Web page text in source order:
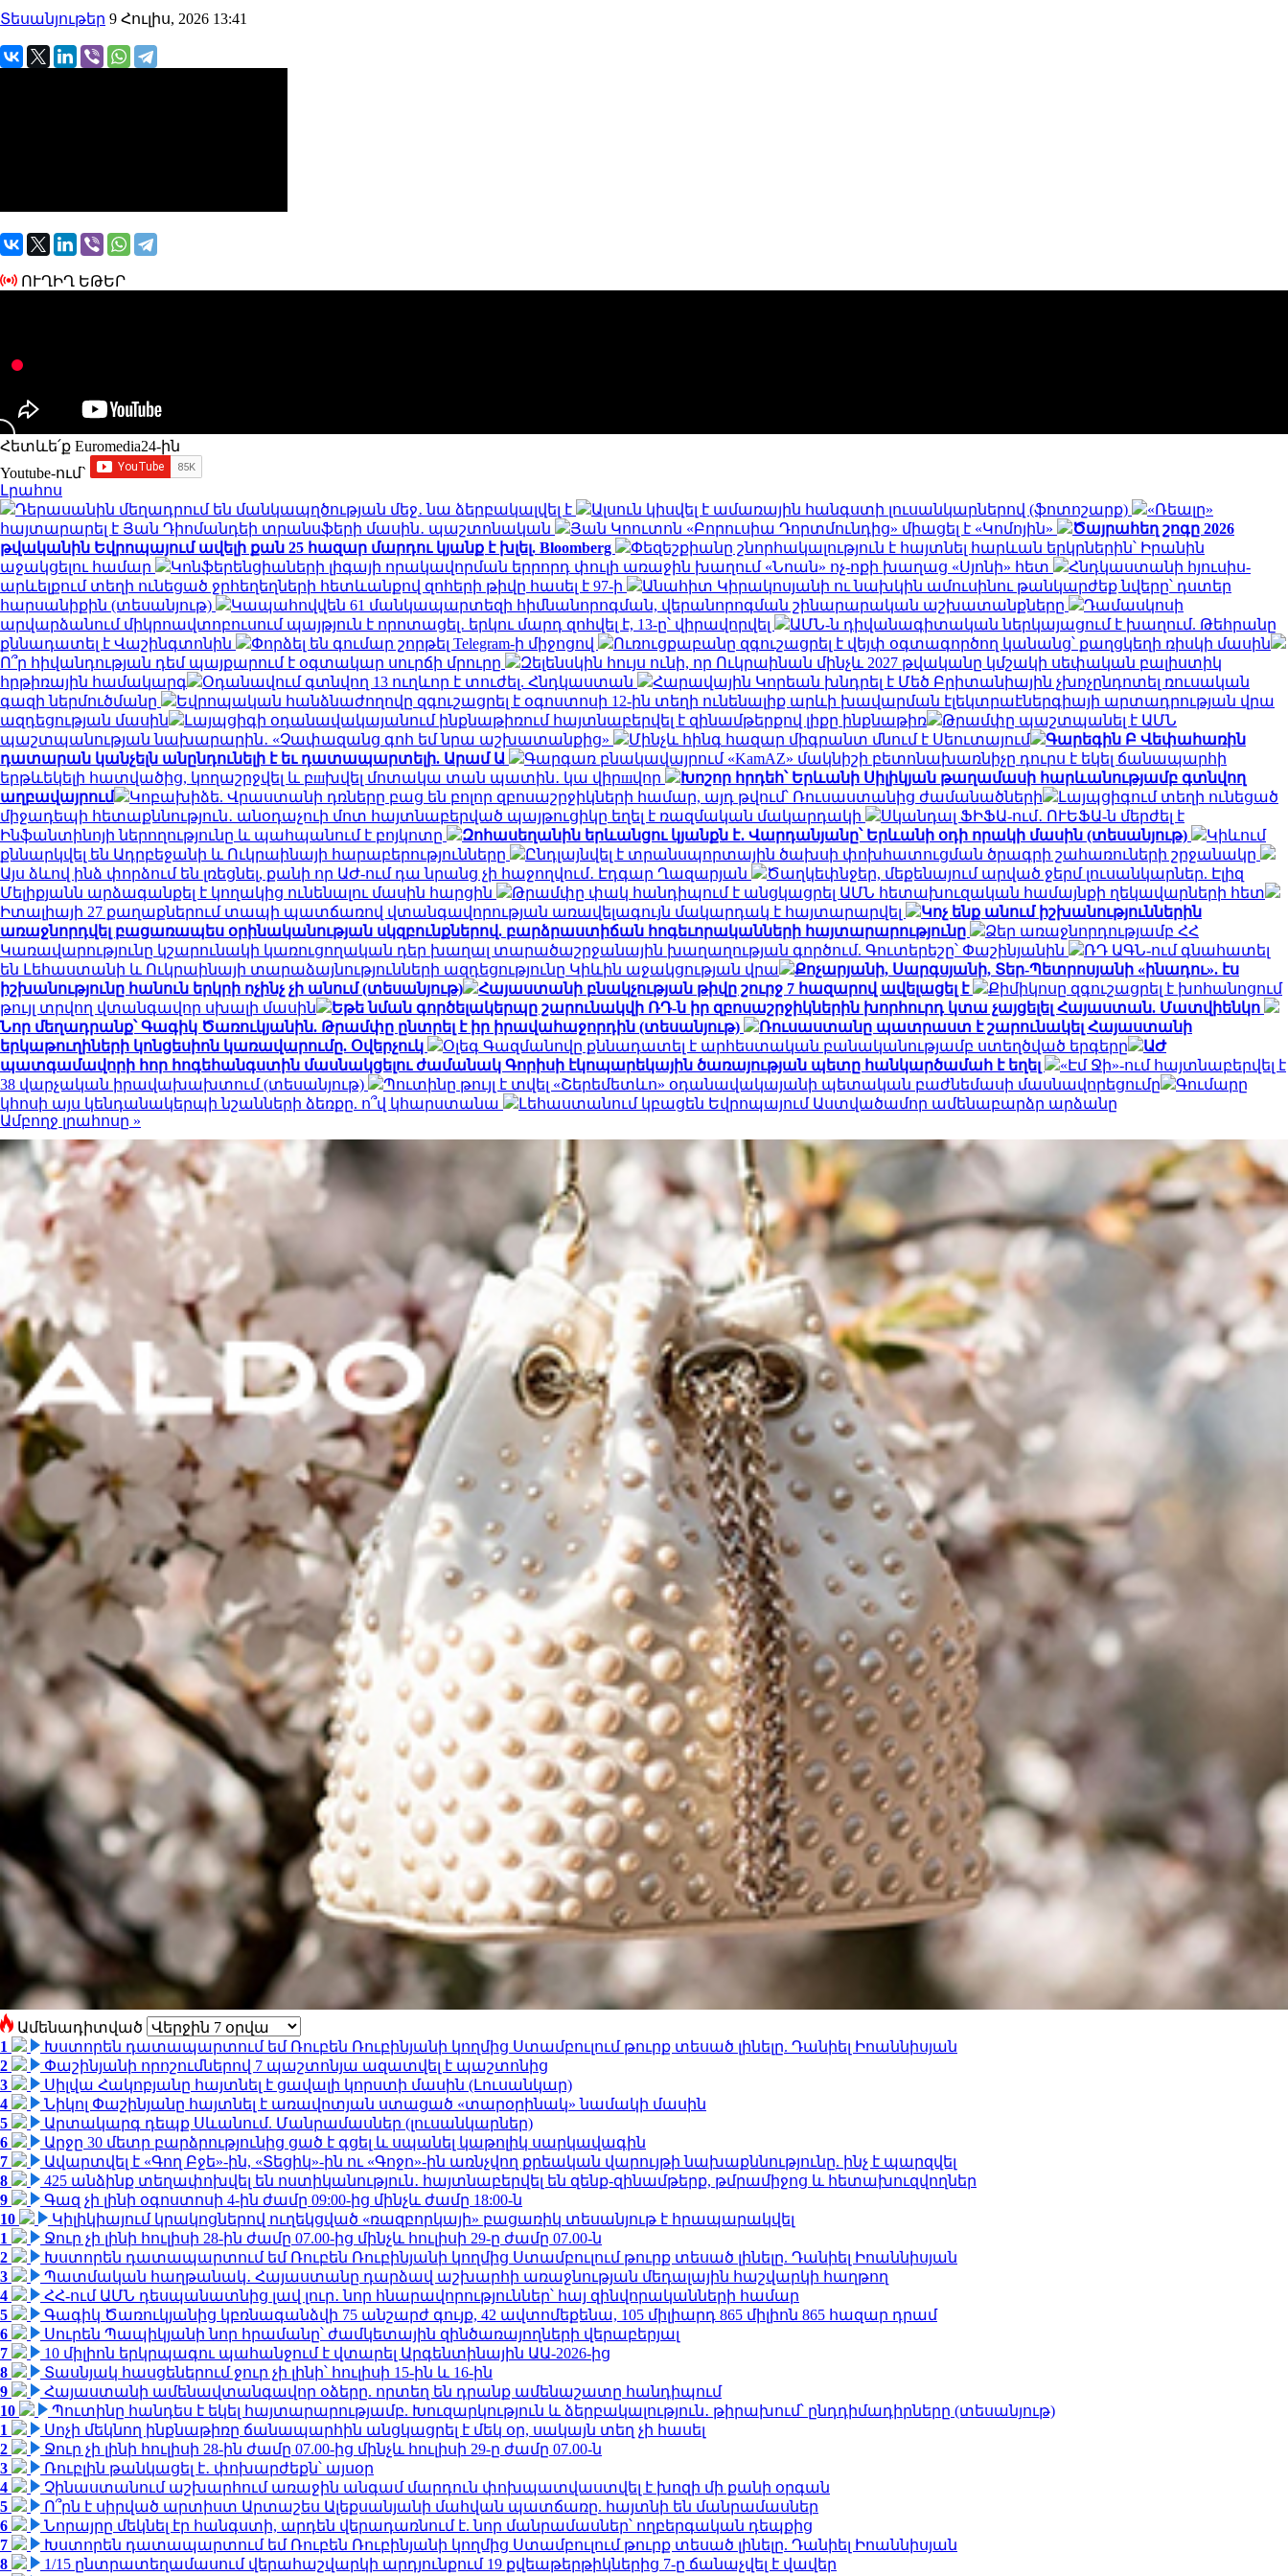
Տեսանյութեր 9 Հուլիս, 2026 13:41
ՈՒՂԻՂ ԵԹԵՐ
Հետևե՛ք Euromedia24-ին
Youtube-ում`
Լրահոս
Դերասանին մեղադրում են մանկապղծության մեջ․ նա ձերբակալվել է
Ալսուն կիսվել է ամառային հանգստի լուսանկարներով (ֆոտոշարք)
«Ռեալը»
հայտարարել է Յան Դիոմանդեի տրանսֆերի մասին․ պաշտոնական
Յան Կոուտոն «Բորուսիա Դորտմունդից» միացել է «Կոմոյին»
Ծայրահեղ շոգը 2026
թվականին Եվրոպայում ավելի քան 25 հազար մարդու կյանք է խլել. Bloomberg
Փեզեշքիանը շնորհակալություն է հայտնել հարևան երկրներին՝ Իրանին
աջակցելու համար
Կոնֆերենցիաների լիգայի որակավորման երրորդ փուլի առաջին խաղում «Նոան» ոչ-ոքի խաղաց «Սյոնի» հետ
Հնդկաստանի հյուսիս-
արևելքում տեղի ունեցած ջրհեղեղների հետևանքով զոհերի թիվը հասել է 97-ի
Անահիտ Կիրակոսյանի ու նախկին ամուսինու թանկարժեք նվերը՝ դստեր
հարսանիքին (տեսանյութ)
Կապահովվեն 61 մանկապարտեզի հիմնանորոգման, վերանորոգման շինարարական աշխատանքները
Դամասկոսի
արվարձանում միկրոավտոբուսում պայթյուն է որոտացել․ երկու մարդ զոհվել է, 13-ը՝ վիրավորվել
ԱՄՆ-ն դիվանագիտական ներկայացում է խաղում. Թեհրանը
քննադատել է Վաշինգտոնին
Փորձել են գումար շորթել Telegram-ի միջոցով
Ուռուցքաբանը զգուշացրել է վեյփ օգտագործող կանանց՝ քաղցկեղի ռիսկի մասին
Ո՞ր հիվանդության դեմ պայքարում է օգտակար սուրճի մրուրը
Զելենսկին հույս ունի, որ Ուկրաինան մինչև 2027 թվականը կմշակի սեփական բալիստիկ
հրթիռային համակարգ
Օդանավում գտնվող 13 ուղևոր է տուժել. Հնդկաստան
Հարավային Կորեան խնդրել է Մեծ Բրիտանիային չխոչընդոտել ռուսական
գազի ներմուծմանը
Եվրոպական հանձնաժողովը զգուշացրել է օգոստոսի 12-ին տեղի ունենալիք արևի խավարման էլեկտրաէներգիայի արտադրության վրա
ազդեցության մասին
Լայպցիգի օդանավակայանում ինքնաթիռում հայտնաբերվել է զինամթերքով լիքը ինքնաթիռ
Թրամփը պաշտպանել է ԱՄՆ
պաշտպանության նախարարին․ «Չափազանց գոհ եմ նրա աշխատանքից»
Մինչև հինգ հազար միգրանտ մնում է Սեուտայում
Գարեգին Բ Վեփահառին
դատարան կանչելն անընդունելի է եւ դատապարտելի. Արամ Ա
Գարգառ բնակավայրում «KamAZ» մակնիշի բետոնախառնիչը դուրս է եկել ճանապարհի
երթևեկելի հատվածից, կողաշրջվել և բшխվել մոտակա տան պատին․ կա վիրшվոր
Խոշոր հրդեհ՝ Երևանի Սիլիկյան թաղամասի հարևանությամբ գտնվող
աղբավայրում
Կոբախիձե. Վրաստանի դռները բաց են բոլոր զբոսաշրջիկների համար, այդ թվում՝ Ռուսաստանից ժամանածների
Լայպցիգում տեղի ունեցած
միջադեպի հետաքննություն․ անօդաչուի մոտ հայտնաբերված պայթուցիկը եղել է ռազմական մակարդակի
Սկանդալ ՖԻՖԱ-ում․ ՈՒԵՖԱ-ն մերժել է
Ինֆանտինոյի ներողությունը և պահպանում է բոյկոտը
Զոհասեղանին երևանցու կյանքն է․ Վարդանյանը՝ Երևանի օդի որակի մասին (տեսանյութ)
Կիևում
քննարկվել են Ադրբեջանի և Ուկրաինայի հարաբերությունները
Ընդլայնվել է տրանսպորտային ծախսի փոխհատուցման ծրագրի շահառուների շրջանակը
Այս ձևով ինձ փորձում են լռեցնել, քանի որ ԱԺ-ում դա նրանց չի հաջողվում․ Էդգար Ղազարյան
Ծաղկեփնջեր, մեքենայում արված ջերմ լուսանկարներ. Էլիզ
Մելիքյանն արձագանքել է կողակից ունենալու մասին հարցին
Թրամփը փակ հանդիպում է անցկացրել ԱՄՆ հետախուզական համայնքի ղեկավարների հետ
Իտալիայի 27 քաղաքներում տապի պատճառով վտանգավորության առավելագույն մակարդակ է հայտարարվել
Կոչ ենք անում իշխանություններին
առաջնորդվել բացառապես օրինականության սկզբունքներով. բարձրաստիճան հոգեւորականների հայտարարությունը
Ձեր առաջնորդությամբ ՀՀ
Կառավարությունը կշարունակի կառուցողական դեր խաղալ տարածաշրջանային խաղաղության գործում. Գուտերեշը՝ Փաշինյանին
ՌԴ ԱԳՆ-ում գնահատել
են Լեհաստանի և Ուկրաինայի տարաձայնությունների ազդեցությունը Կիևին աջակցության վրա
Քոչարյանի, Սարգսյանի, Տեր-Պետրոսյանի «ինադու». էս
իշխանությունը հանուն երկրի ոչինչ չի անում (տեսանյութ)
Հայաստանի բնակչության թիվը շուրջ 7 հազարով ավելացել է
Քիմիկոսը զգուշացրել է խոհանոցում
թույլ տրվող վտանգավոր սխալի մասին
Եթե նման գործելակերպը շարունակվի ՌԴ-ն իր զբոսաշրջիկներին խորհուրդ կտա չայցելել Հայաստան. Մատվիենկո
Նոր մեղադրանք՝ Գագիկ Ծառուկյանին. Թրամփը ընտրել է իր իրավահաջորդին (տեսանյութ)
Ռուսաստանը պատրաստ է շարունակել Հայաստանի
երկաթուղիների կոնցեսիոն կառավարումը. Օվերչուկ
Օլեգ Գազմանովը քննադատել է արհեստական բանականությամբ ստեղծված երգերը
ԱԺ
պատգամավորի հոր հոգեհանգստին մասնակցելու ժամանակ Գորիսի էկոպարեկային ծառայության պետը հանկարծամահ է եղել
«Էմ Ջի»-ում հայտնաբերվել է
38 վարչական իրավախախտում (տեսանյութ)
Պուտինը թույլ է տվել «Շերեմետևո» օդանավակայանի պետական բաժնեմասի մասնավորեցումը
Գումարը
կհոսի այս կենդանակերպի նշանների ձեռքը. ո՞վ կհարստանա
Լեհաստանում կբացեն Եվրոպայում Աստվածամոր ամենաբարձր արձանը
Ամբողջ լրահոսը »
Ամենադիտված
1
Խստորեն դատապարտում եմ Ռուբեն Ռուբինյանի կողմից Ստամբուլում թուրք տեսած լինելը. Դանիել Իոաննիսյան
2
Փաշինյանի որոշումներով 7 պաշտոնյա ազատվել է պաշտոնից
3
Սիլվա Հակոբյանը հայտնել է ցավալի կորստի մասին (Լուսանկար)
4
Նիկոլ Փաշինյանը հայտնել է առավոտյան ստացած «տարօրինակ» նամակի մասին
5
Արտակարգ դեպք Սևանում. Մանրամասներ (լուսանկարներ)
6
Արջը 30 մետր բարձրությունից ցած է գցել և սպանել կաթոլիկ սարկավագին
7
Ավարտվել է «Գող Բջե»-ին, «Տեցիկ»-ին ու «Գոջո»-ին առնչվող քրեական վարույթի նախաքննությունը. ինչ է պարզվել
8
425 անձինք տեղափոխվել են ոստիկանություն․ հայտնաբերվել են զենք-զինամթերք, թմրամիջոց և հետախուզվողներ
9
Գազ չի լինի օգոստոսի 4-ին ժամը 09:00-ից մինչև ժամը 18:00-ն
10
Կիլիկիայում կրակոցներով ուղեկցված «ռազբորկայի» բացառիկ տեսանյութ է հրապարակվել
1
Ջուր չի լինի հուլիսի 28-ին ժամը 07.00-ից մինչև հուլիսի 29-ը ժամը 07.00-ն
2
Խստորեն դատապարտում եմ Ռուբեն Ռուբինյանի կողմից Ստամբուլում թուրք տեսած լինելը. Դանիել Իոաննիսյան
3
Պատմական հաղթանակ․ Հայաստանը դարձավ աշխարհի առաջնության մեդալային հաշվարկի հաղթող
4
ՀՀ-ում ԱՄՆ դեսպանատնից լավ լուր․ նոր հնարավորություններ՝ հայ զինվորականների համար
5
Գագիկ Ծառուկյանից կբռնագանձվի 75 անշարժ գույք, 42 ավտոմեքենա, 105 միլիարդ 865 միլիոն 865 հազար դրամ
6
Սուրեն Պապիկյանի նոր հրամանը՝ ժամկետային զինծառայողների վերաբերյալ
7
10 միլիոն երկրպագու պահանջում է վտարել Արգենտինային ԱԱ-2026-ից
8
Տասնյակ հասցեներում ջուր չի լինի՝ հուլիսի 15-ին և 16-ին
9
Հայաստանի ամենավտանգավոր օձերը. որտեղ են դրանք ամենաշատը հանդիպում
10
Պուտինը հանդես է եկել հայտարարությամբ. Խուզարկություն և ձերբակալություն․ թիրախում՝ ընդդիմադիրները (տեսանյութ)
1
Սոչի մեկնող ինքնաթիռը ճանապարհին անցկացրել է մեկ օր, սակայն տեղ չի հասել
2
Ջուր չի լինի հուլիսի 28-ին ժամը 07.00-ից մինչև հուլիսի 29-ը ժամը 07.00-ն
3
Ռուբլին թանկացել է․ փոխարժեքն՝ այսօր
4
Չինաստանում աշխարհում առաջին անգամ մարդուն փոխպատվաստվել է խոզի մի քանի օրգան
5
Ո՞րն է սիրված արտիստ Արտաշես Ալեքսանյանի մահվան պատճառը. հայտնի են մանրամասներ
6
Նորայրը մեկնել էր հանգստի, արդեն վերադառնում է. նոր մանրամասներ՝ ողբերգական դեպքից
7
Խստորեն դատապարտում եմ Ռուբեն Ռուբինյանի կողմից Ստամբուլում թուրք տեսած լինելը. Դանիել Իոաննիսյան
8
1/15 ընտրատեղամասում վերահաշվարկի արդյունքում 19 քվեաթերթիկներից 7-ը ճանաչվել է վավեր